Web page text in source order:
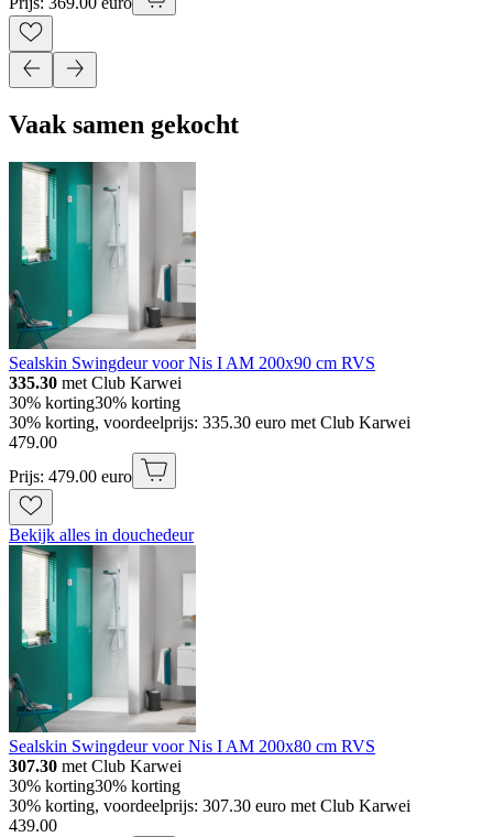
Vaak samen gekocht
Sealskin Swingdeur voor Nis I AM 200x90 cm RVS
335.30 met Club Karwei
30% korting30% korting
30% korting, voordeelprijs: 335.30 euro met Club Karwei
479.00
Prijs: 479.00 euro
Bekijk alles in douchedeur
Sealskin Swingdeur voor Nis I AM 200x80 cm RVS
307.30 met Club Karwei
30% korting30% korting
30% korting, voordeelprijs: 307.30 euro met Club Karwei
439.00